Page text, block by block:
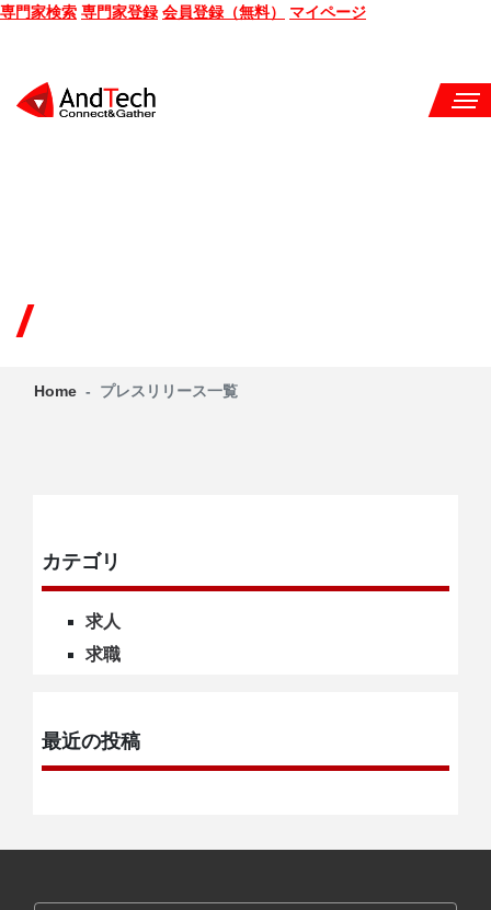
専門家検索 専門家登録 会員登録（無料） マイページ
SERVICE
Q&A
Home プレスリリース一覧
カテゴリ
求人
求職
最近の投稿